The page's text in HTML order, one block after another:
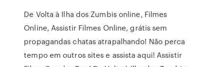
De Volta à Ilha dos Zumbis online, Filmes
Online, Assistir Filmes Online, grátis sem
propagandas chatas atrapalhando! Não perca
tempo em outros sites e assista aqui! Assistir